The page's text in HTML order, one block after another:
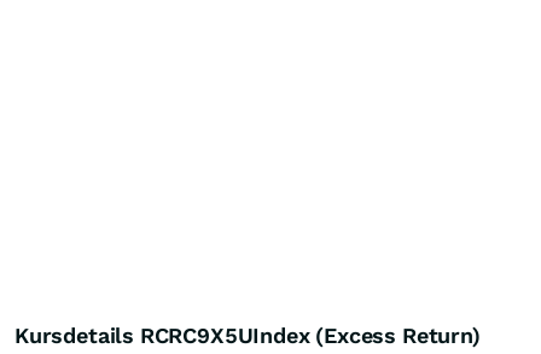
Kursdetails RCRC9X5UIndex (Excess Return)